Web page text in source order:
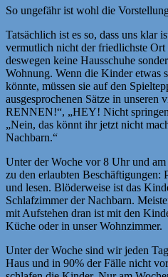
So ungefähr ist wohl die
Tatsächlich ist es so, dass uns klar
vermutlich nicht der friedlichste
deswegen keine Hausschuhe
Wohnung. Wenn die Kinder etwas
könnte, müssen sie auf den
ausgesprochenen Sätze in
RENNEN!“, „HEY! Nicht
„Nein, das könnt ihr jetzt nicht
Nachbarn.“
Unter der Woche vor 8 Uhr und
zu den erlaubten Beschäftigungen:
und lesen. Blöderweise ist das
Schlafzimmer der Nachbarn.
mit Aufstehen dran ist mit den
Küche oder in unser Wohnzimmer.
Unter der Woche sind wir jeden
Haus und in 90% der Fälle nicht